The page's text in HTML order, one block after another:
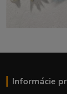
Informácie